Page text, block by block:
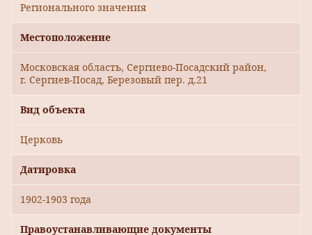
Регионального значения
Местоположение
Московская область, Сергиево-Посадский район,
г. Сергиев-Посад, Березовый пер. д.21
Вид объекта
Церковь
Датировка
1902-1903 года
Правоустанавливающие документы